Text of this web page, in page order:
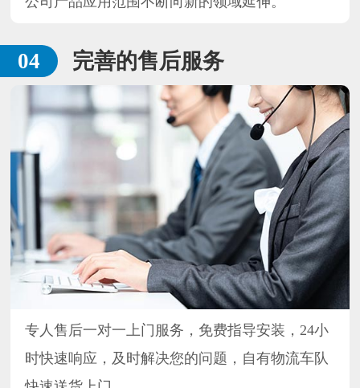
完善的售后服务
专人售后一对一上门服务，免费指导安装，24小
时快速响应，及时解决您的问题，自有物流车队